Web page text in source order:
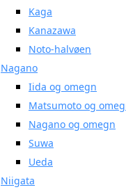
Kaga
Kanazawa
Noto-halvøen
Nagano
Iida og omegn
Matsumoto og
Nagano og omegn
Suwa
Ueda
Niigata